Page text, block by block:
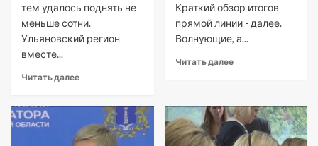
тем удалось поднять не
меньше сотни.
Ульяновский регион
вместе...
Читать далее
Краткий обзор итогов
прямой линии - далее.
Волнующие, а...
Читать далее